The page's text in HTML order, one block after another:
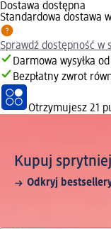
Dostawa dostępna
Standardowa dostawa
Sprawdź dostępność w
Darmowa wysyłka od
Bezpłatny zwrot
Otrzymujesz 21
Kupuj
Odkryj